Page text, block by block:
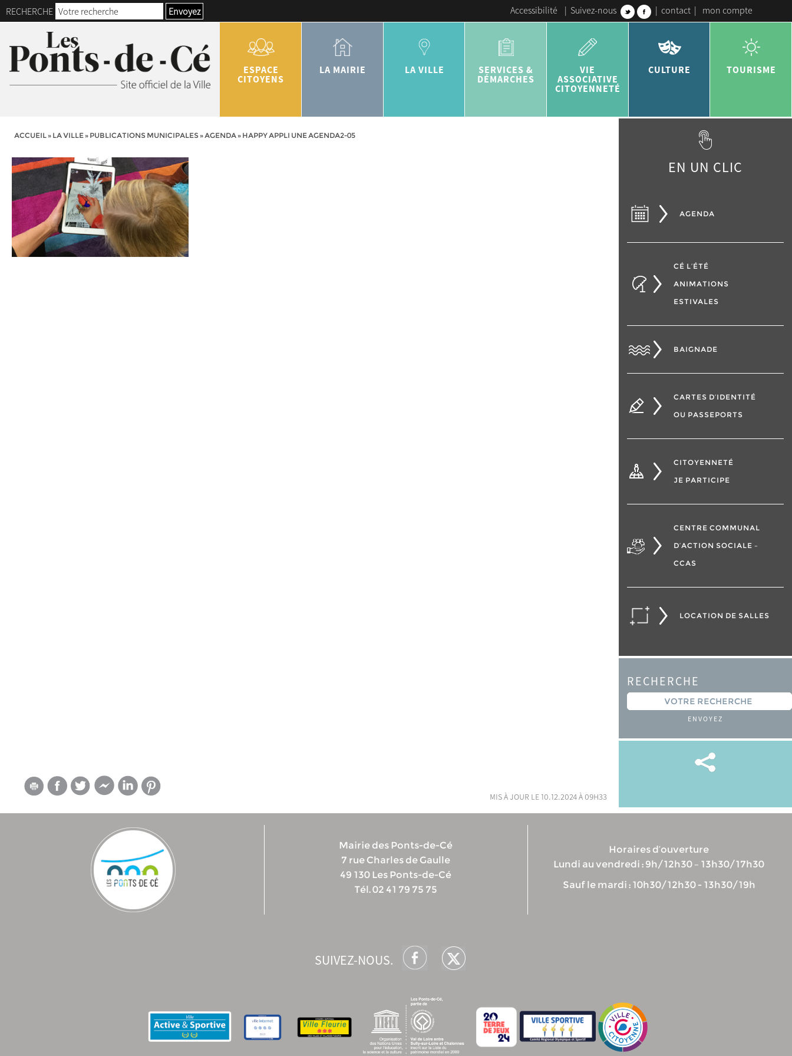
RECHERCHE Envoyez Accessibilité | Suivez-nous | contact | mon compte
ESPACE
CITOYENS
LA MAIRIE LA VILLE
SERVICES &
DÉMARCHES
VIE
ASSOCIATIVE
CITOYENNETÉ
CULTURE TOURISME
ACCUEIL» LA VILLE» PUBLICATIONS MUNICIPALES»AGENDA» HAPPY APPLI UNE AGENDA2-05
mis à jour le 10.12.2024 à 09h33
EN UN CLIC
AGENDA
CÉ L’ÉTÉ
ANIMATIONS
ESTIVALES
BAIGNADE
CARTES D’IDENTITÉ
OU PASSEPORTS
CITOYENNETÉ
JE PARTICIPE
CENTRE COMMUNAL
D’ACTION SOCIALE –
CCAS
LOCATION DE SALLES
RECHERCHE
ENVOYEZ
Mairie des Ponts-de-Cé
7 rue Charles de Gaulle
49 130 Les Ponts-de-Cé
Tél. 02 41 79 75 75
Horaires d’ouverture
Lundi au vendredi : 9h/12h30 – 13h30/17h30
Sauf le mardi : 10h30/12h30 - 13h30/19h
SUIVEZ-NOUS.